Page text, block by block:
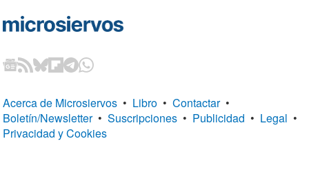
Acerca de Microsiervos • Libro • Contactar •
Boletín/Newsletter • Suscripciones • Publicidad • Legal •
Privacidad y Cookies